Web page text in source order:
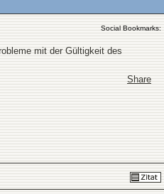
Social Bookmarks:
mit der Gültigkeit des
Share